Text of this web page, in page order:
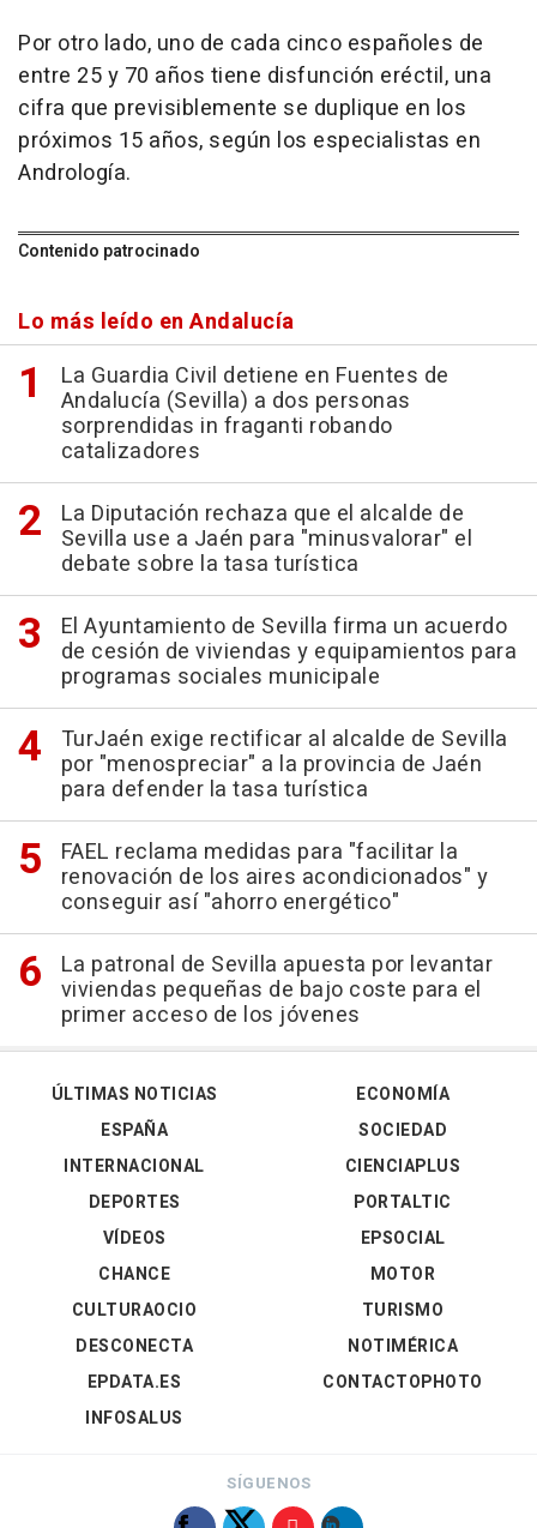
Por otro lado, uno de cada cinco españoles de
entre 25 y 70 años tiene disfunción eréctil, una
cifra que previsiblemente se duplique en los
próximos 15 años, según los especialistas en
Andrología.
Contenido patrocinado
Lo más leído en Andalucía
La Guardia Civil detiene en Fuentes de
Andalucía (Sevilla) a dos personas
sorprendidas in fraganti robando
catalizadores
La Diputación rechaza que el alcalde de
Sevilla use a Jaén para "minusvalorar" el
debate sobre la tasa turística
El Ayuntamiento de Sevilla firma un acuerdo
de cesión de viviendas y equipamientos para
programas sociales municipale
TurJaén exige rectificar al alcalde de Sevilla
por "menospreciar" a la provincia de Jaén
para defender la tasa turística
FAEL reclama medidas para "facilitar la
renovación de los aires acondicionados" y
conseguir así "ahorro energético"
La patronal de Sevilla apuesta por levantar
viviendas pequeñas de bajo coste para el
primer acceso de los jóvenes
ÚLTIMAS NOTICIAS
ESPAÑA
INTERNACIONAL
DEPORTES
VÍDEOS
ECONOMÍA
SOCIEDAD
CIENCIAPLUS
PORTALTIC
EPSOCIAL
CHANCE
CULTURAOCIO
DESCONECTA
EPDATA.ES
INFOSALUS
MOTOR
TURISMO
NOTIMÉRICA
CONTACTOPHOTO
SÍGUENOS